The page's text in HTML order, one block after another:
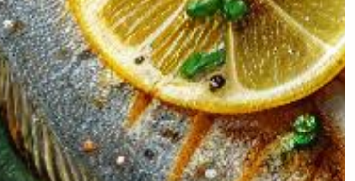
à votre service pour perdre du poids, prendre de la masse ou
AI et atteignez vos objectifs sans régime mais simplement
alimentaire !
pour tester et constater.
Nutrition par Intelligence Artificielle.